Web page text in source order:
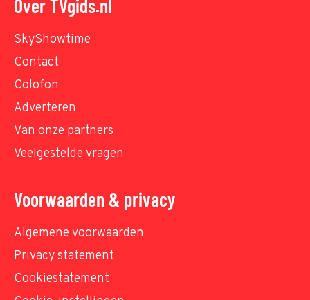
Over TVgids.nl
SkyShowtime
Contact
Colofon
Adverteren
Van onze partners
Veelgestelde vragen
Voorwaarden & privacy
Algemene voorwaarden
Privacy statement
Cookiestatement